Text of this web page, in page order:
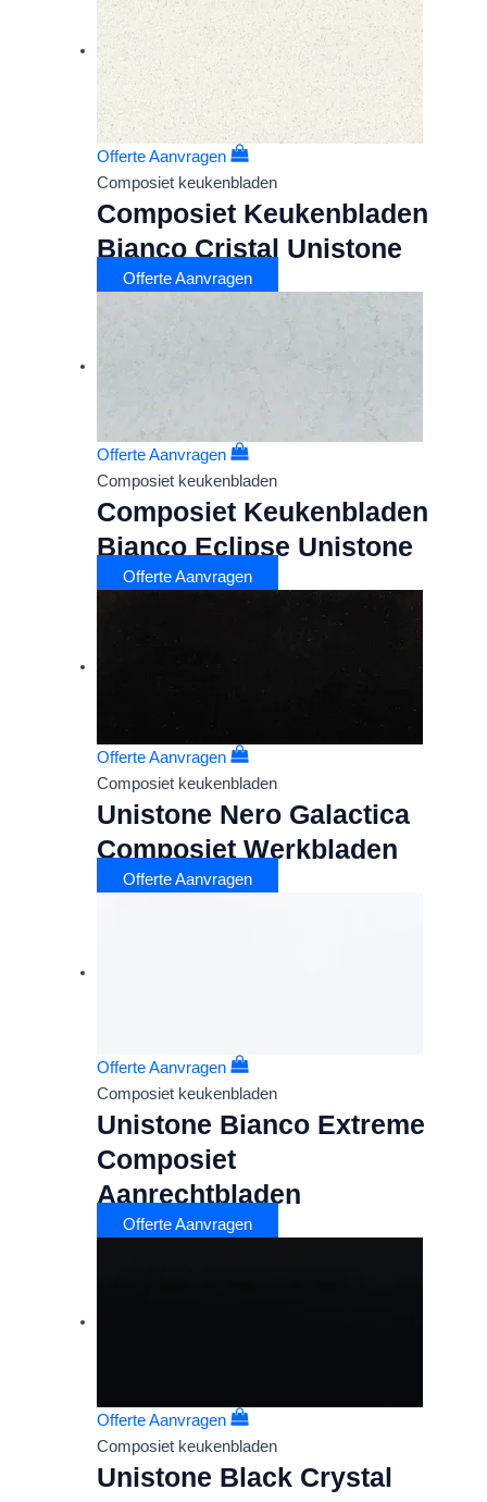
Offerte Aanvragen
Composiet keukenbladen
Composiet Keukenbladen
Bianco Cristal Unistone
Offerte Aanvragen
Offerte Aanvragen
Composiet keukenbladen
Composiet Keukenbladen
Bianco Eclipse Unistone
Offerte Aanvragen
Offerte Aanvragen
Composiet keukenbladen
Unistone Nero Galactica
Composiet Werkbladen
Offerte Aanvragen
Offerte Aanvragen
Composiet keukenbladen
Unistone Bianco Extreme
Composiet
Aanrechtbladen
Offerte Aanvragen
Offerte Aanvragen
Composiet keukenbladen
Unistone Black Crystal